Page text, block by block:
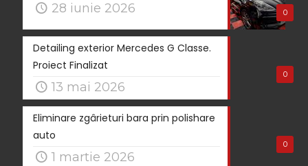
0
28 iunie 2026
0
Detailing exterior Mercedes G Classe.
Proiect Finalizat
13 mai 2026
0
Eliminare zgârieturi bara prin polishare
auto
1 martie 2026